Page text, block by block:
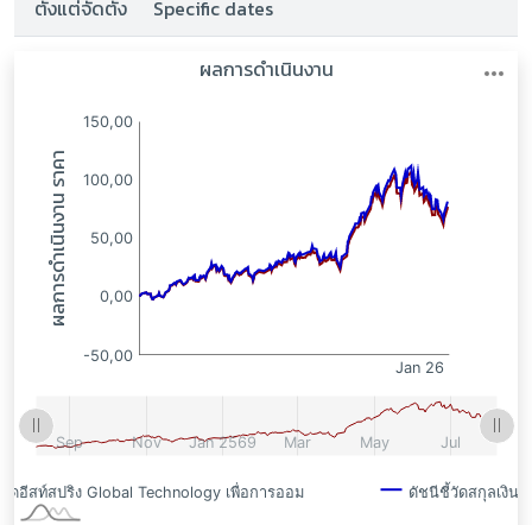
ตั้งแต่จัดตั้ง
Specific dates